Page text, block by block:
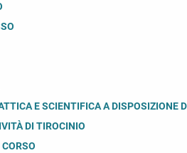
E SCIENTIFICA A DISPOSIZIONE
DI TIROCINIO